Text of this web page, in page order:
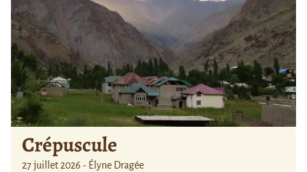
Crépuscule
27 juillet 2026 - Élyne Dragée